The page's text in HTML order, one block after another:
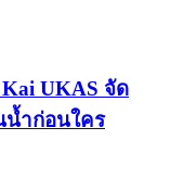
Kai UKAS จัด
น้ำก่อนใคร